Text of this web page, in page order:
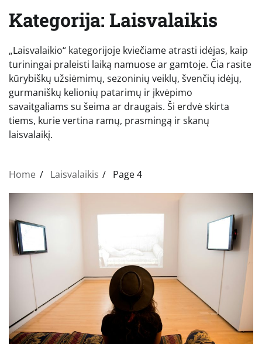
Kategorija: Laisvalaikis
„Laisvalaikio“ kategorijoje kviečiame atrasti idėjas, kaip
turiningai praleisti laiką namuose ar gamtoje. Čia rasite
kūrybiškų užsiėmimų, sezoninių veiklų, švenčių idėjų,
gurmaniškų kelionių patarimų ir įkvėpimo
savaitgaliams su šeima ar draugais. Ši erdvė skirta
tiems, kurie vertina ramų, prasmingą ir skanų
laisvalaikį.
Home Laisvalaikis Page 4